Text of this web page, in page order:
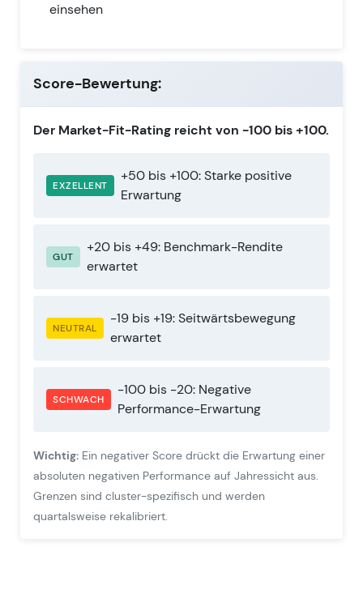
einsehen
Score-Bewertung:
Der Market-Fit-Rating reicht von -100 bis +100.
EXZELLENT
+50 bis +100: Starke positive
Erwartung
GUT
+20 bis +49: Benchmark-Rendite
erwartet
NEUTRAL
-19 bis +19: Seitwärtsbewegung
erwartet
SCHWACH
-100 bis -20: Negative
Performance-Erwartung
Wichtig: Ein negativer Score drückt die Erwartung einer
absoluten negativen Performance auf Jahressicht aus.
Grenzen sind cluster-spezifisch und werden
quartalsweise rekalibriert.